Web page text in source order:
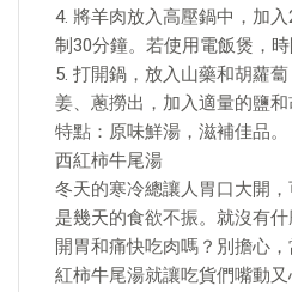
4. 將羊肉放入高壓鍋中，加
制30分鐘。若使用電飯煲，時
5. 打開鍋，放入山藥和胡蘿
姜、蔥撈出，加入適量的鹽和
特點：原味鮮湯，滋補佳品。
西紅柿牛尾湯
冬天的寒冷總讓人胃口大開
是幾天的食欲不振。就沒有什
開胃和痛快吃肉嗎？別擔心
紅柿牛尾湯就讓吃貨們嘴動又